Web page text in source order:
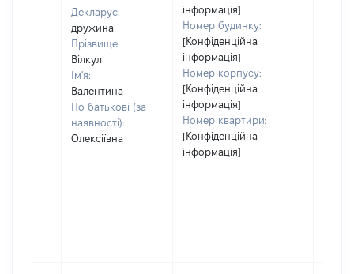
Декларує:
дружина
Прізвище:
Вілкул
Ім'я:
Валентина
По батькові (за
наявності):
Олексіївна
інформація]
Номер будинку:
[Конфіденційна
інформація]
Номер корпусу:
[Конфіденційна
інформація]
Номер квартири:
[Конфіденційна
інформація]